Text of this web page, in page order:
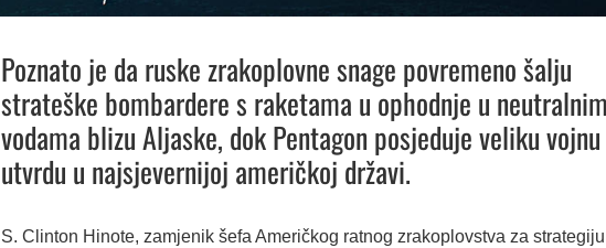
Poznato je da ruske zrakoplovne snage povremeno šalju
strateške bombardere s raketama u ophodnje u
vodama blizu Aljaske, dok Pentagon posjeduje veliku vojnu
utvrdu u najsjevernijoj američkoj državi.
S. Clinton Hinote, zamjenik šefa Američkog ratnog zrakoplovstva za